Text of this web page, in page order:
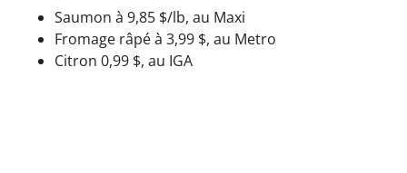
Saumon à 9,85 $/lb, au Maxi
Fromage râpé à 3,99 $, au Metro
Citron 0,99 $, au IGA